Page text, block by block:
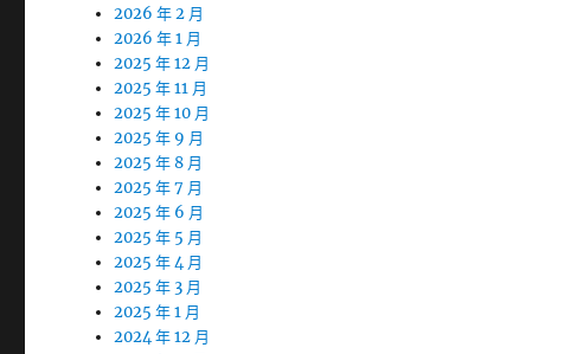
2026 年 2 月
2026 年 1 月
2025 年 12 月
2025 年 11 月
2025 年 10 月
2025 年 9 月
2025 年 8 月
2025 年 7 月
2025 年 6 月
2025 年 5 月
2025 年 4 月
2025 年 3 月
2025 年 1 月
2024 年 12 月